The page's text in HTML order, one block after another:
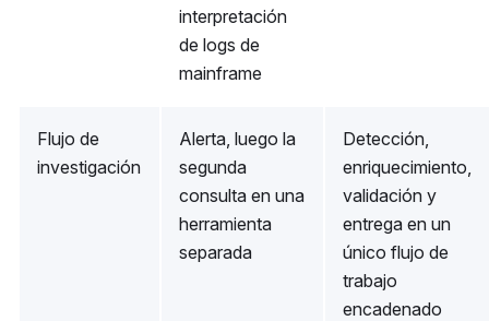
interpretación
de logs de
mainframe
Flujo de
investigación
Alerta, luego la
segunda
consulta en una
herramienta
separada
Detección,
enriquecimiento,
validación y
entrega en un
único flujo de
trabajo
encadenado